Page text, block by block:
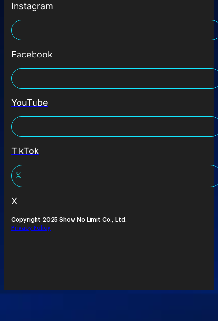
Instagram
Facebook
YouTube
TikTok
X
Copyright 2025 Show No Limit Co., Ltd.
Privacy Policy